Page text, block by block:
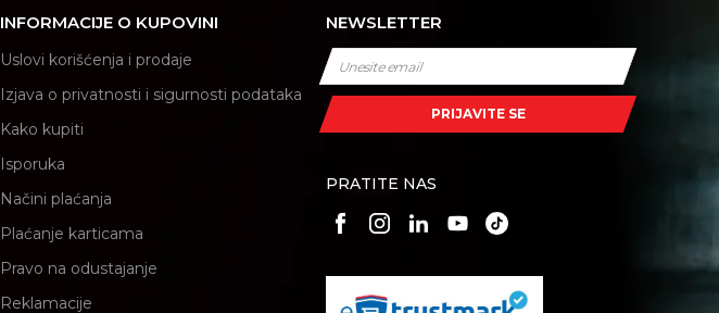
INFORMACIJE O KUPOVINI
Uslovi korišćenja i prodaje
Izjava o privatnosti i sigurnosti podataka
Kako kupiti
Isporuka
Načini plaćanja
Plaćanje karticama
Pravo na odustajanje
Reklamacije
NEWSLETTER
PRIJAVITE SE
PRATITE NAS